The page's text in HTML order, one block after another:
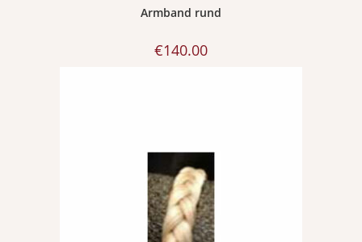
Armband rund
€140.00